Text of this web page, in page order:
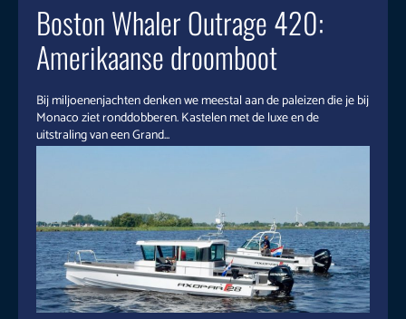
Boston Whaler Outrage 420:
Amerikaanse droomboot
Bij miljoenenjachten denken we meestal aan de paleizen die je bij
Monaco ziet ronddobberen. Kastelen met de luxe en de
uitstraling van een Grand...